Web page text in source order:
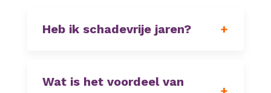
Heb ik schadevrije jaren?
Wat is het voordeel van